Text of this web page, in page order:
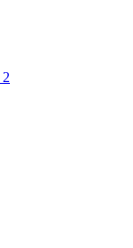
2